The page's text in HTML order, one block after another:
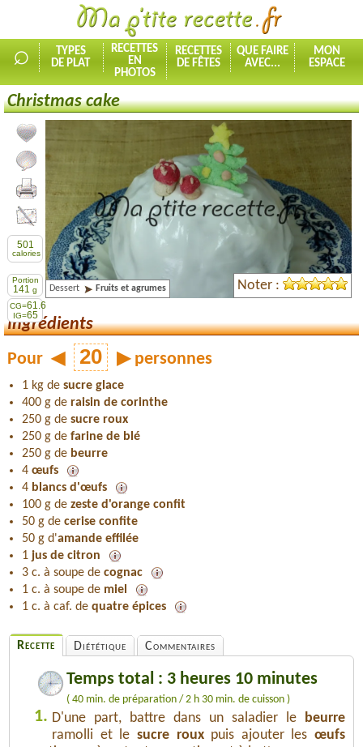
⌕
TYPES
DE PLAT
RECETTES
EN
PHOTOS
RECETTES
DE FÊTES
QUE FAIRE
AVEC...
MON
ESPACE
Christmas cake
Ajouter la recette à mes favorites
Commenter, noter la recette
Imprimer la recette
Partager cette recette
501
calories
Portion
141 g
CG=61.6
IG=65
Dessert Fruits et agrumes Noter :
Ingrédients
Pour ◀ ▶ personnes
1 kg de sucre glace
400 g de raisin de corinthe
250 g de sucre roux
250 g de farine de blé
250 g de beurre
4 œufs
4 blancs d'œufs
100 g de zeste d'orange confit
50 g de cerise confite
50 g d'amande effilée
1 jus de citron
3 c. à soupe de cognac
1 c. à soupe de miel
1 c. à caf. de quatre épices
Recette Diététique Commentaires
Temps total : 3 heures 10 minutes
( 40 min. de préparation / 2 h 30 min. de cuisson )
1. D'une part, battre dans un saladier le
beurre
ramolli et le sucre rouxpuis ajouter les œufs